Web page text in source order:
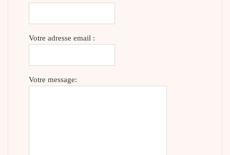
Votre adresse email :
Votre message: